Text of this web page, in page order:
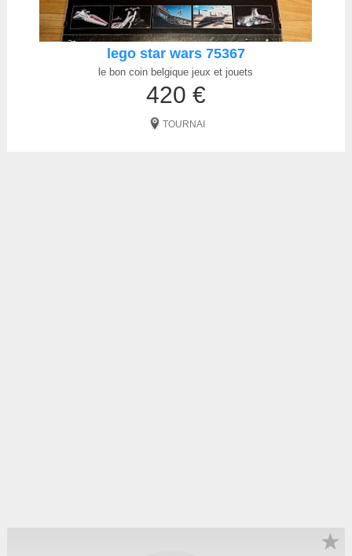
lego star wars 75367
le bon coin belgique jeux et jouets
420 €
TOURNAI
★